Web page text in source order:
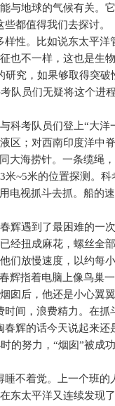
与地球的气候有关。
些都值得我们去探讨。
样性。比如说东太平
也不一样，这也是生
研究，如果够取得突
队员们无疑将这个进
科考队员们登上“大
区；对西南印度洋中
大海捞针。一条缆绳
3米~5米的位置探测。科
电视抓斗去抓。船的
辉遇到了最困难的一
经扭成麻花，螺丝全
们放慢速度，以约每
辉指着电脑上像鸟巢
囱后，他还是小心翼
时间，浪费精力。在
辉的话今天说起来还
的努力，“烟囱”被成
睡不着觉。上一个班的
东太平洋又连续发现了